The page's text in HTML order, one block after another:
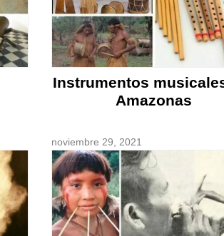
Instrumentos
Amazonas
noviembre 29, 2021